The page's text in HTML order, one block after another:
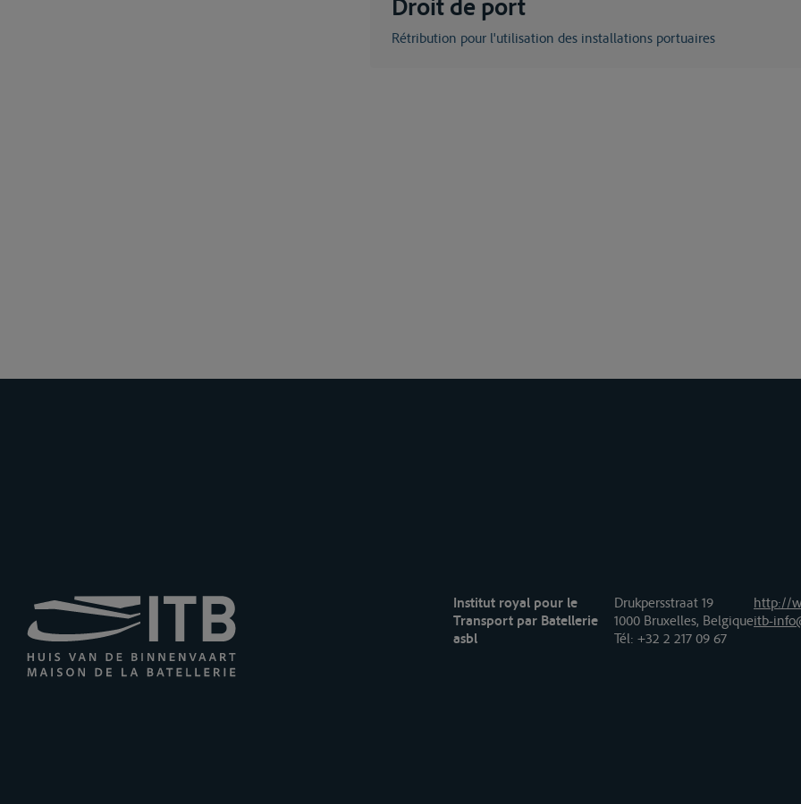
Rétribution pour l'utilisation des installations portuaires
Institut royal pour le
Transport par Batellerie
asbl
Drukpersstraat 19
1000 Bruxelles, Belgique
Tél: +32 2 217 09 67
http://
itb-